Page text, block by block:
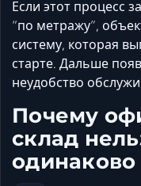
Если этот процесс
“по метражу”,
систему, которая
старте. Дальше
неудобство
Почему
склад
одинаково